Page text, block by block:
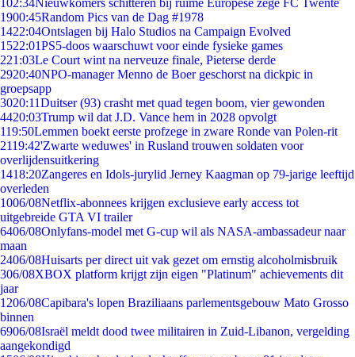
102:34Nieuwkomers schitteren bij ruime Europese zege FC Twente
1900:45Random Pics van de Dag #1978
1422:04Ontslagen bij Halo Studios na Campaign Evolved
1522:01PS5-doos waarschuwt voor einde fysieke games
221:03Le Court wint na nerveuze finale, Pieterse derde
2920:40NPO-manager Menno de Boer geschorst na dickpic in
groepsapp
3020:11Duitser (93) crasht met quad tegen boom, vier gewonden
4420:03Trump wil dat J.D. Vance hem in 2028 opvolgt
119:50Lemmen boekt eerste profzege in zware Ronde van Polen-rit
2119:42'Zwarte weduwes' in Rusland trouwen soldaten voor
overlijdensuitkering
1418:20Zangeres en Idols-jurylid Jerney Kaagman op 79-jarige leeftijd
overleden
1006/08Netflix-abonnees krijgen exclusieve early access tot
uitgebreide GTA VI trailer
6406/08Onlyfans-model met G-cup wil als NASA-ambassadeur naar
maan
2406/08Huisarts per direct uit vak gezet om ernstig alcoholmisbruik
306/08XBOX platform krijgt zijn eigen "Platinum" achievements dit
jaar
1206/08Capibara's lopen Braziliaans parlementsgebouw Mato Grosso
binnen
6906/08Israël meldt dood twee militairen in Zuid-Libanon, vergelding
aangekondigd